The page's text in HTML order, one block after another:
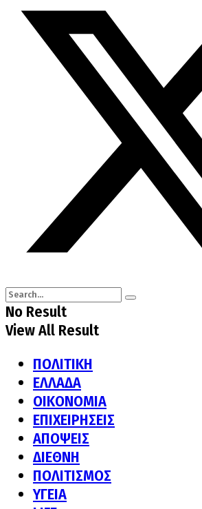
No Result
View All Result
ΠΟΛΙΤΙΚΗ
ΕΛΛΑΔΑ
ΟΙΚΟΝΟΜΙΑ
ΕΠΙΧΕΙΡΗΣΕΙΣ
ΑΠΟΨΕΙΣ
ΔΙΕΘΝΗ
ΠΟΛΙΤΙΣΜΟΣ
ΥΓΕΙΑ